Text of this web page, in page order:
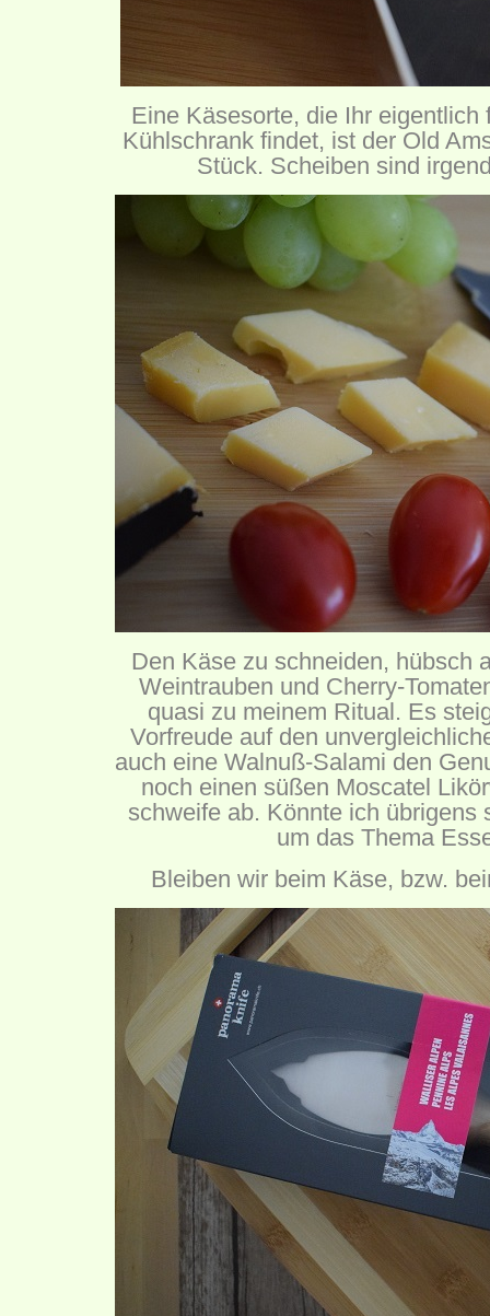
Eine Käsesorte, die Ihr eigentlich
Kühlschrank findet, ist der Old
Stück. Scheiben sind
Den Käse zu schneiden, hübsch
Weintrauben und Cherry-
quasi zu meinem Ritual. Es
Vorfreude auf den
auch eine Walnuß-Salami den
noch einen süßen Moscatel
schweife ab. Könnte ich übrigens
um das Thema
Bleiben wir beim Käse, bzw.